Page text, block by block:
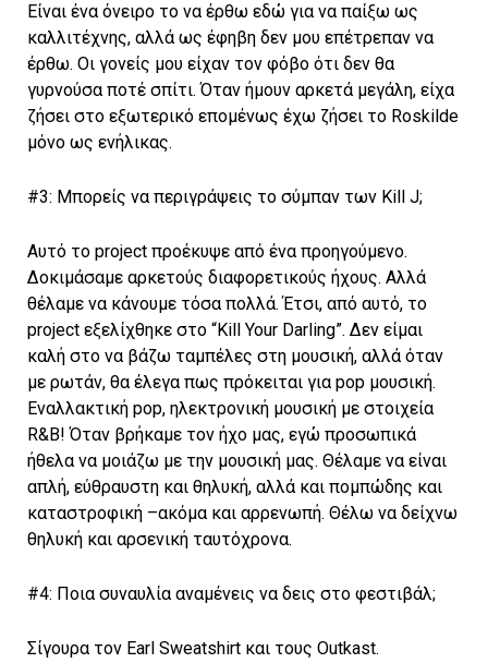
Είναι ένα όνειρο το να έρθω εδώ για να παίξω ως
καλλιτέχνης, αλλά ως έφηβη δεν μου επέτρεπαν να
έρθω. Οι γονείς μου είχαν τον φόβο ότι δεν θα
γυρνούσα ποτέ σπίτι. Όταν ήμουν αρκετά μεγάλη, είχα
ζήσει στο εξωτερικό επομένως έχω ζήσει το Roskilde
μόνο ως ενήλικας.
#3: Μπορείς να περιγράψεις το σύμπαν των Kill J;
Αυτό το project προέκυψε από ένα προηγούμενο.
Δοκιμάσαμε αρκετούς διαφορετικούς ήχους. Αλλά
θέλαμε να κάνουμε τόσα πολλά. Έτσι, από αυτό, το
project εξελίχθηκε στο “Kill Your Darling”. Δεν είμαι
καλή στο να βάζω ταμπέλες στη μουσική, αλλά όταν
με ρωτάν, θα έλεγα πως πρόκειται για pop μουσική.
Εναλλακτική pop, ηλεκτρονική μουσική με στοιχεία
R&B! Όταν βρήκαμε τον ήχο μας, εγώ προσωπικά
ήθελα να μοιάζω με την μουσική μας. Θέλαμε να είναι
απλή, εύθραυστη και θηλυκή, αλλά και πομπώδης και
καταστροφική –ακόμα και αρρενωπή. Θέλω να δείχνω
θηλυκή και αρσενική ταυτόχρονα.
#4: Ποια συναυλία αναμένεις να δεις στο φεστιβάλ;
Σίγουρα τον Earl Sweatshirt και τους Outkast.